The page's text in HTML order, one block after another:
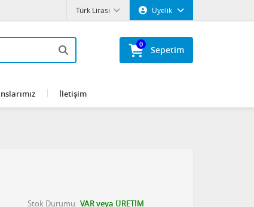
Üyelik
Türk Lirası
Sepetim
0
İletişim
Stok Durumu VAR veya ÜRETİM